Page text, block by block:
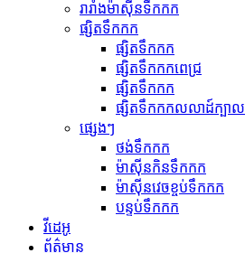
រារាំងម៉ាស៊ីនទឹកកក
ផ្សិតទឹកកក
ផ្សិតទឹកកក
ផ្សិតទឹកកកពេជ្រ
ផ្សិតទឹកកក
ផ្សិតទឹកកកលលាដ៍ក្បាល
ផ្សេងៗ
ថង់ទឹកកក
ម៉ាស៊ីនកិនទឹកកក
ម៉ាស៊ីនវេចខ្ចប់ទឹកកក
បន្ទប់ទឹកកក
វីដេអូ
ព័ត៌មាន